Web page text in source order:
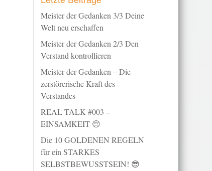
Meister der Gedanken 3/3 Deine
Welt neu erschaffen
Meister der Gedanken 2/3 Den
Verstand kontrollieren
Meister der Gedanken – Die
zerstörerische Kraft des
Verstandes
REAL TALK #003 –
EINSAMKEIT 😔
Die 10 GOLDENEN REGELN
für ein STARKES
SELBSTBEWUSSTSEIN! 😎